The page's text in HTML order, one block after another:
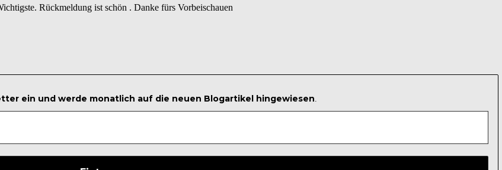
Rückmeldung ist schön . Danke fürs Vorbeischauen
ein und werde monatlich auf die neuen Blogartikel hingewiesen.